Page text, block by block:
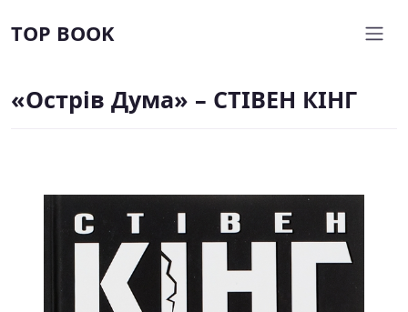
TOP BOOK
«Острів Дума» – СТІВЕН КІНГ